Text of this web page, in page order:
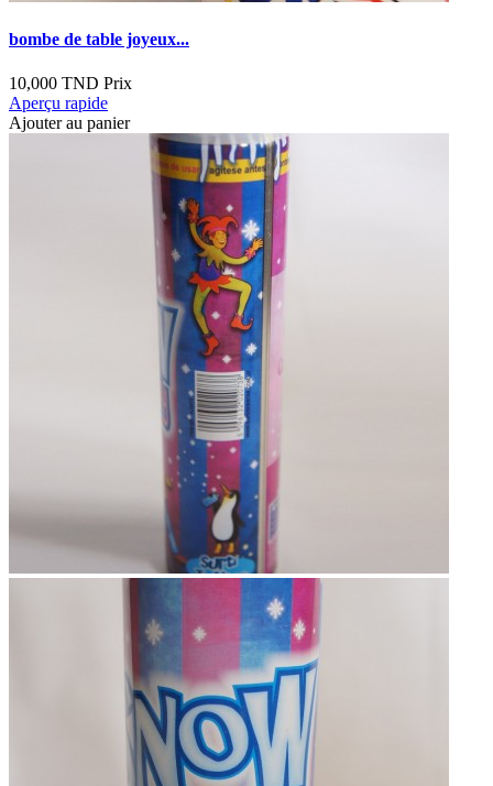
bombe de table joyeux...
10,000 TND Prix
Aperçu rapide
Ajouter au panier